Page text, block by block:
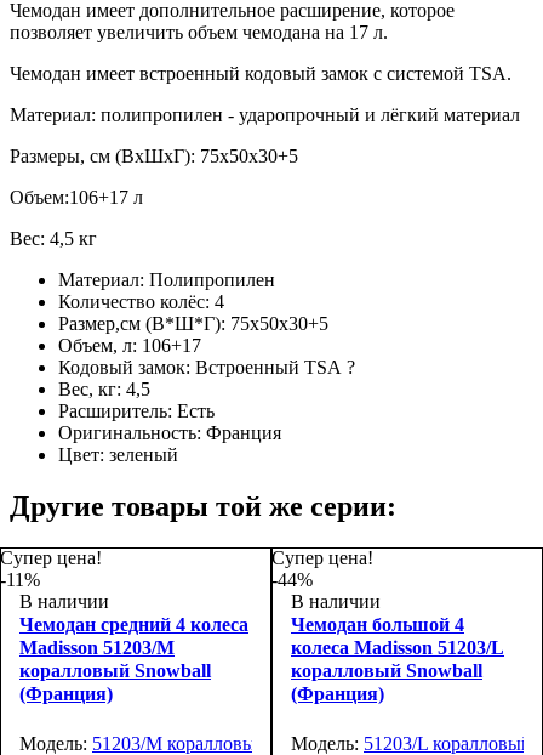
Чемодан имеет дополнительное расширение, которое
позволяет увеличить объем чемодана на 17 л.
Чемодан имеет встроенный кодовый замок с системой TSA.
Материал: полипропилен - ударопрочный и лёгкий материал
Размеры, см (ВхШхГ): 75х50х30+5
Объем:106+17 л
Вес: 4,5 кг
Материал: Полипропилен
Количество колёс: 4
Размер,см (В*Ш*Г): 75х50х30+5
Объем, л: 106+17
Кодовый замок: Встроенный TSA ?
Вес, кг: 4,5
Расширитель: Есть
Оригинальность: Франция
Цвет: зеленый
Другие товары той же серии:
Супер цена!
-11%
В наличии
Чемодан средний 4 колеса
Madisson 51203/M
коралловый Snowball
(Франция)
Модель: 51203/M коралловый
Супер цена!
-44%
В наличии
Чемодан большой 4
колеса Madisson 51203/L
коралловый Snowball
(Франция)
Модель: 51203/L коралловый